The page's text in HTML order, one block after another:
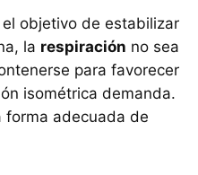
objetivo de estabilizar
la respiración no sea
para favorecer
isométrica demanda.
forma adecuada de